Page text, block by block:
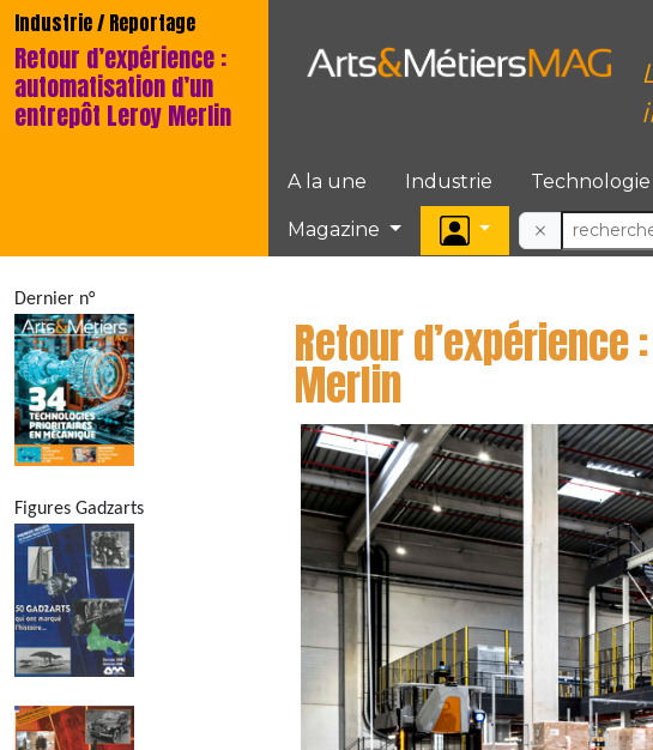
Industrie / Reportage
Retour d’expérience :
automatisation d’un
entrepôt Leroy Merlin
A la une Industrie Technologie
Magazine
Dernier n°
Figures Gadzarts
Retour
Merlin